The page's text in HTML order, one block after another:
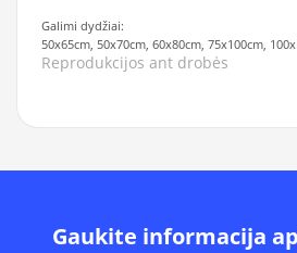
Galimi dydžiai:
50x65cm, 50x70cm, 60x80cm, 75x100cm,
Reprodukcijos ant drobės
Gaukite informacija